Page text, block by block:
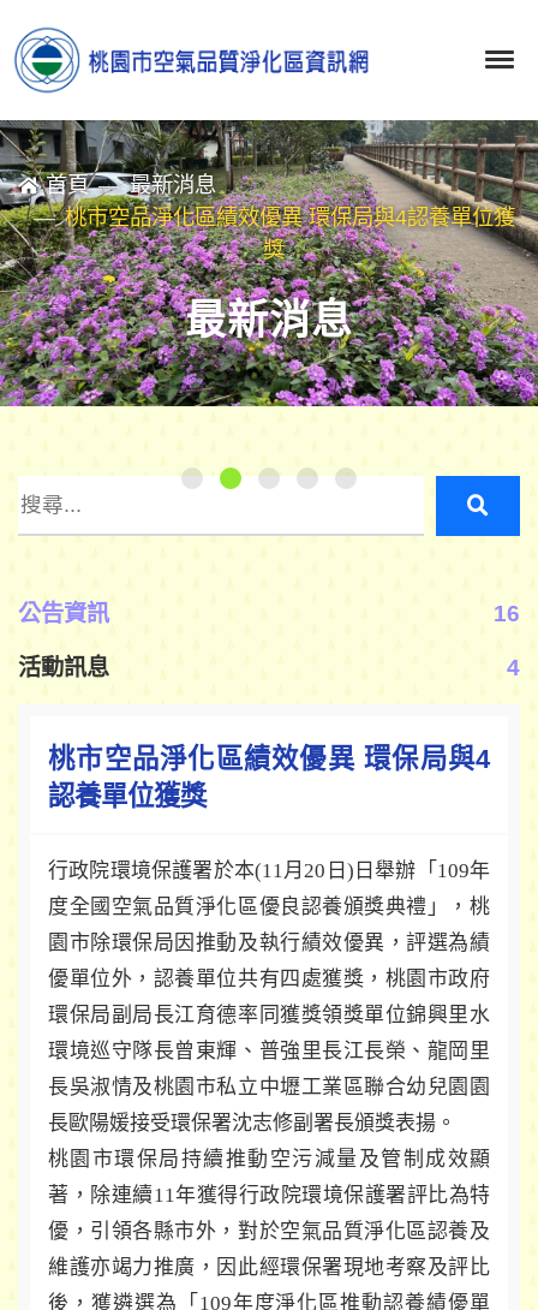
首頁
最新消息
桃市空品淨化區績效優異 環保局與4認養單位獲
獎
最新消息
公告資訊 16
活動訊息 4
桃市空品淨化區績效優異 環保局與4
認養單位獲獎
行政院環境保護署於本(11月20日)日舉辦「109年
度全國空氣品質淨化區優良認養頒獎典禮」，桃
園市除環保局因推動及執行績效優異，評選為績
優單位外，認養單位共有四處獲獎，桃園市政府
環保局副局長江育德率同獲獎領獎單位錦興里水
環境巡守隊長曾東輝、普強里長江長榮、龍岡里
長吳淑情及桃園市私立中壢工業區聯合幼兒園園
長歐陽媛接受環保署沈志修副署長頒獎表揚。
桃園市環保局持續推動空污減量及管制成效顯
著，除連續11年獲得行政院環境保護署評比為特
優，引領各縣市外，對於空氣品質淨化區認養及
維護亦竭力推廣，因此經環保署現地考察及評比
後，獲遴選為「109年度淨化區推動認養績優單